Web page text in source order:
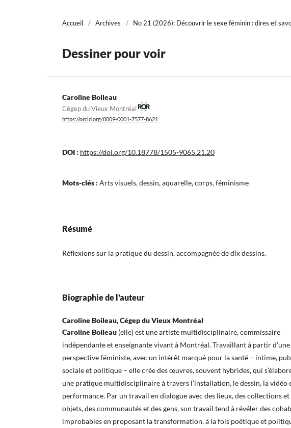
Accueil / Archives / No 21 (2026): Découvrir le sexe féminin : dires et
Dessiner pour voir
Caroline Boileau
Cégep du Vieux Montréal
https://orcid.org/0009-0001-7577-8621
DOI : https://doi.org/10.18778/1505-9065.21.20
Mots-clés : Arts visuels, dessin, aquarelle, corps, féminisme
Résumé
Réflexions sur la pratique du dessin, accompagnée de dix dessins.
Biographie de l'auteur
Caroline Boileau, Cégep du Vieux Montréal
Caroline Boileau (elle) est une artiste multidisciplinaire, commissaire
indépendante et enseignante vivant à Montréal. Travaillant à partir d’une
perspective féministe, avec un intérêt marqué pour la santé – intime,
sociale et politique – elle crée des œuvres, souvent hybrides, qui
une pratique multidisciplinaire à travers l’installation, le dessin, la vidéo
performance. Par un travail en dialogue avec des lieux, des collections et
objets, des communautés et des gens, son travail tend à révéler des
improbables en proposant la transformation, à la fois poétique et